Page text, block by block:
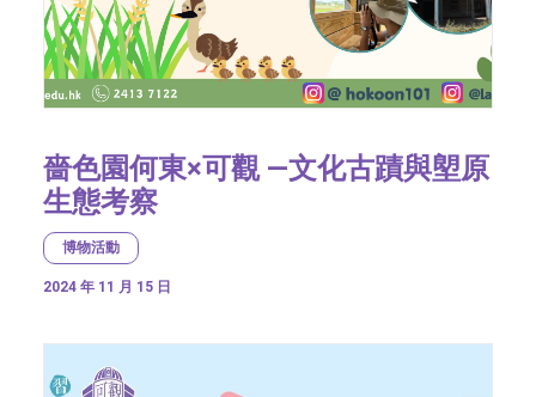
嗇色園何東×可觀 —文化古蹟與塱原
生態考察
博物活動
2024 年 11 月 15 日